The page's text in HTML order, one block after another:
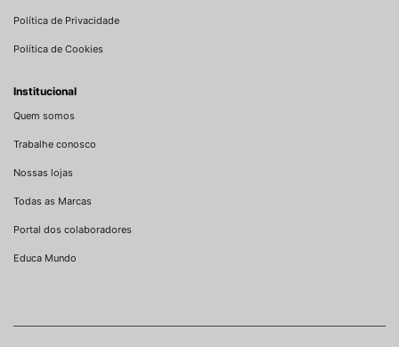
Política de Privacidade
Política de Cookies
Institucional
Quem somos
Trabalhe conosco
Nossas lojas
Todas as Marcas
Portal dos colaboradores
Educa Mundo